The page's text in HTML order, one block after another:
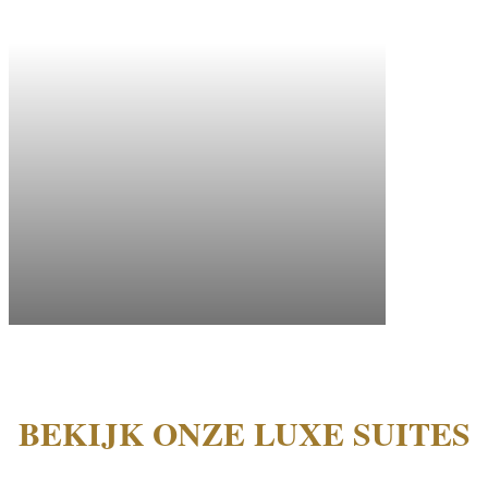
BEKIJK ONZE LUXE SUITES